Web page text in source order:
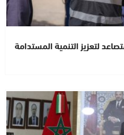
لتعزيز التنمية المستدامة